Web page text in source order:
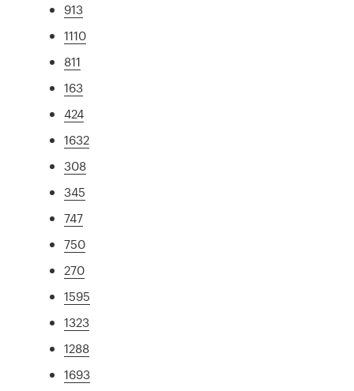
913
1110
811
163
424
1632
308
345
747
750
270
1595
1323
1288
1693